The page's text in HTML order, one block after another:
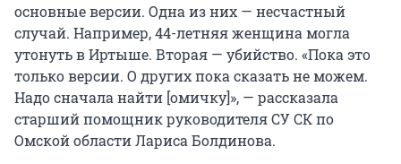
основные версии. Одна из них — несчастный
случай. Например, 44-летняя женщина могла
утонуть в Иртыше. Вторая — убийство. «Пока это
только версии. О других пока сказать не можем.
Надо сначала найти [омичку]», — рассказала
старший помощник руководителя СУ СК по
Омской области Лариса Болдинова.